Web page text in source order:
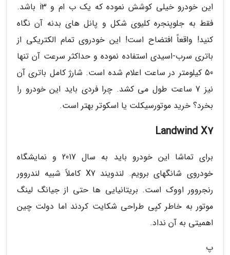
این خودرو خیلی کوشش نموده که یک ب ام و i3 باشد.
فقط به جلوپنجره کلیوی شکل و پانل های بدنه آن نگاه
کنید! واقعاً افتضاح است! این خودروی تمام الکتریکی از
باتری سرب-اسیدی استفاده نموده و حداکثر سرعت آن تنها
50 کیلومتر در ساعت اعلام شده است. شارژ کامل باتری آن
نیز 7 ساعت طول می کشد. چرا فردی باید این خودرو را
بخرد؟ خرید موتورسیکلت یا اسکوتر بهتر است.
Landwind X7
برای تماشا این خودرو باید به سال 2017 و نمایشگاه
خودروی شانگهای برویم. لندویند X7 کاملاً شبیه لندروور
رنجروور اووک است. بریتانیایی ها حتی از جیانگ لینگ
موتور به خاطر کپی طراحی شکایت کردند اما دولت چین
اهمیتی به آن نداد.
پ